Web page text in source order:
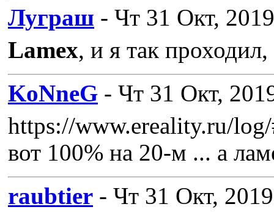
Луграш - Чт 31 Окт,
Lamex, и я так
KoNneG - Чт 31 Окт,
https://www.ereality.ru/
вот 100% на 20-м ... а
raubtier - Чт 31 Окт,